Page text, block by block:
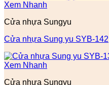
Xem Nhanh
Cửa nhựa Sungyu
Cửa nhựa Sung yu SYB-142
Xem Nhanh
Cửa nhựa Sungyu